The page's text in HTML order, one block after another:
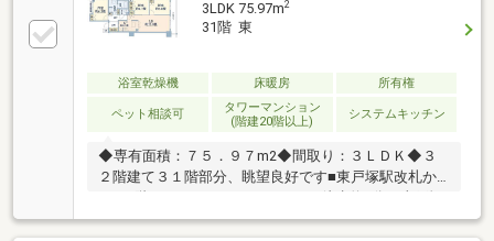
たWIC付き・靴箱＋SICの充実した玄関収納 お部屋の
入り口をスッキリ保てます♪・浴室は1418サイズで、
タオルや衣服の収納に便利です
3LDK 75.97m2
31階 東
浴室乾燥機 床暖房 所有権
ペット相談可
タワーマンション
(階建20階以上)
システムキッチン
◆専有面積：７５．９７m2◆間取り：３ＬＤＫ◆３
２階建て３１階部分、眺望良好です■東戸塚駅改札か
ら、7階オーロラエントランスまで徒歩約3分。東戸塚
駅から横浜駅まで約8分、東京駅まで約38分■マルチラ